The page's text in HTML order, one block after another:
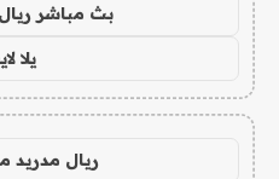
بث مباشر
يلا
ريال مدريد